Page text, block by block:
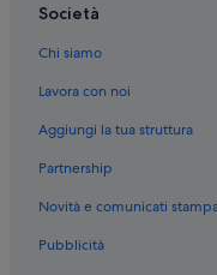
Società
Chi siamo
Lavora con noi
Aggiungi la tua struttura
Partnership
Novità e comunicati
Pubblicità